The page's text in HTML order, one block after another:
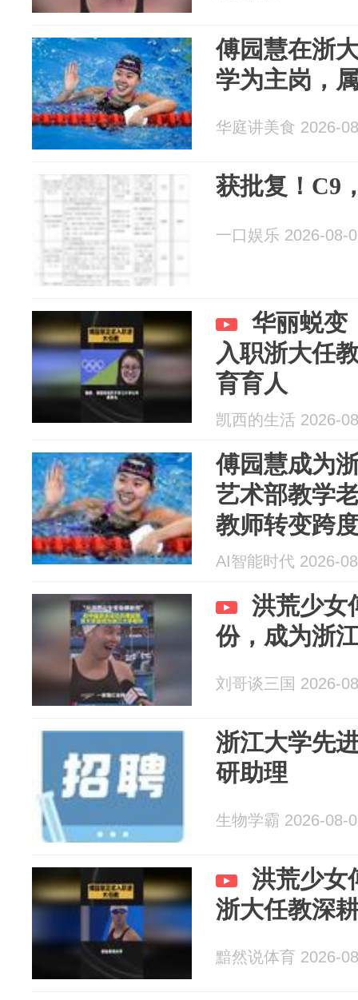
傅园慧在浙
学为主岗，
华庭讲美食 2026-
获批复！C9
一口娱乐 2026-08-
华丽蜕变
入职浙大任
育育人
凯西的生活 2026-
傅园慧成为
艺术部教学
教师转变跨
AI智能时代 2026-
洪荒少女
份，成为浙
刘哥谈三国 2026-
浙江大学先
研助理
生物学霸 2026-08-
洪荒少女
浙大任教深
黯然说体育 2026-